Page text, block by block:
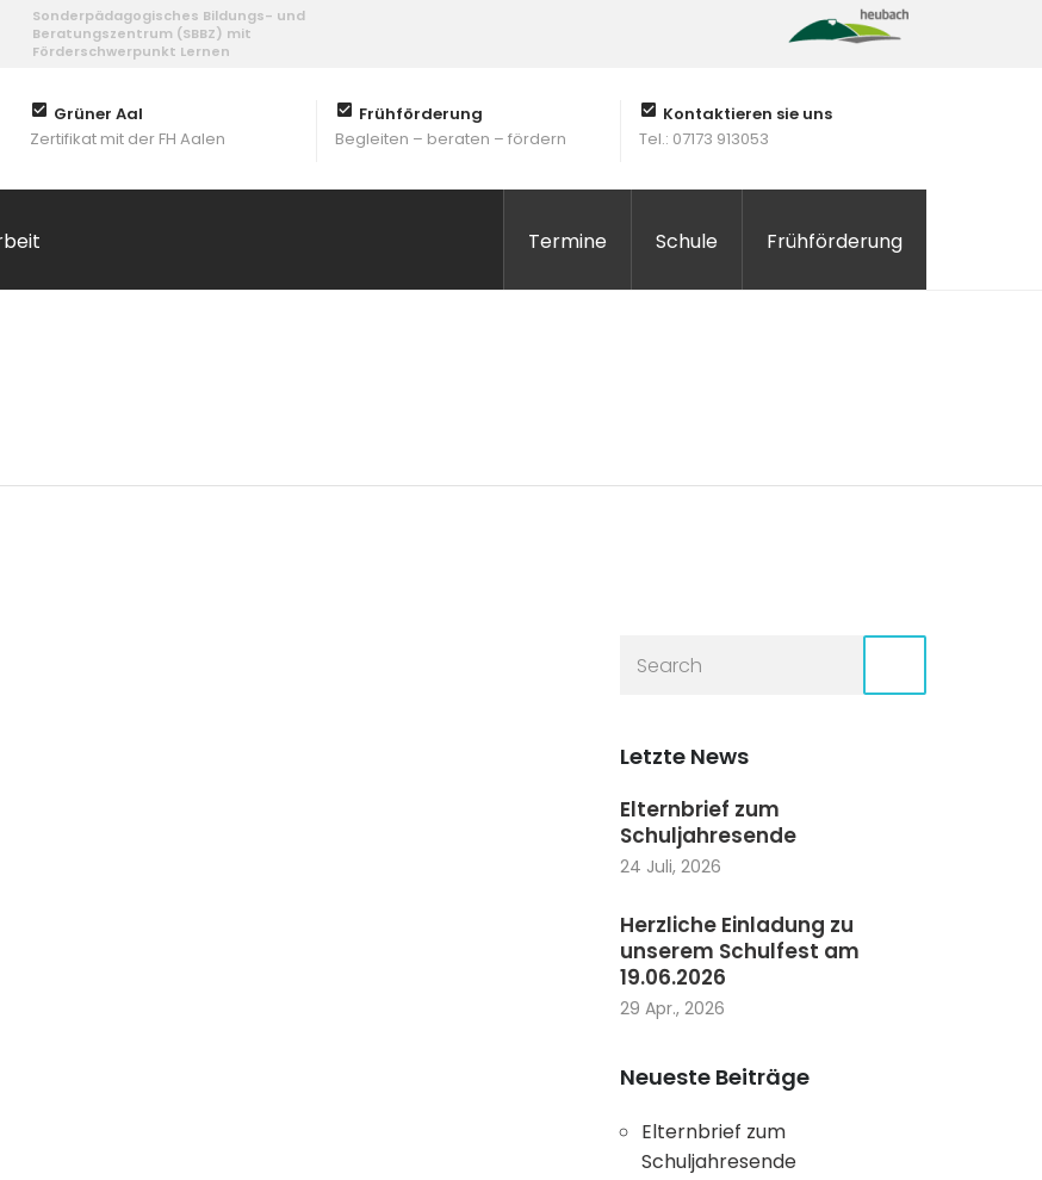
Sonderpädagogisches Bildungs- und
Beratungszentrum (SBBZ) mit
Förderschwerpunkt Lernen
Grüner Aal
Zertifikat mit der FH Aalen
Frühförderung
Begleiten – beraten – fördern
Kontaktieren sie uns
Tel.: 07173 913053
Frühförderung
Schule
Termine
Letzte News
Elternbrief zum
Schuljahresende
24 Juli, 2026
Herzliche Einladung zu
unserem Schulfest am
19.06.2026
29 Apr., 2026
Neueste Beiträge
Elternbrief zum
Schuljahresende